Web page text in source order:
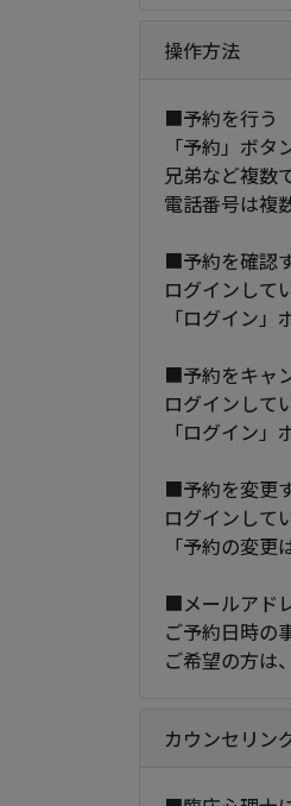
操作方法
■予約を行う
「予約」ボタ
兄弟など複数
電話番号は複
■予約を確認
ログインして
「ログイン
■予約をキャ
ログインして
「ログイン
■予約を変更
ログインして
「予約の変
■メールアド
ご予約日時の
ご希望の方は
カウンセリン